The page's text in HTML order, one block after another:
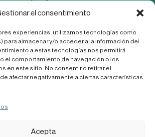
el consentimiento
experiencias, utilizamos tecnologías como
para almacenar y/o acceder a la información del
a estas tecnologías nos permitirá
el comportamiento de navegación o los
en este sitio. No consentir o retirar el
afectar negativamente a ciertas características
Acepta
desafíos del mundo rural